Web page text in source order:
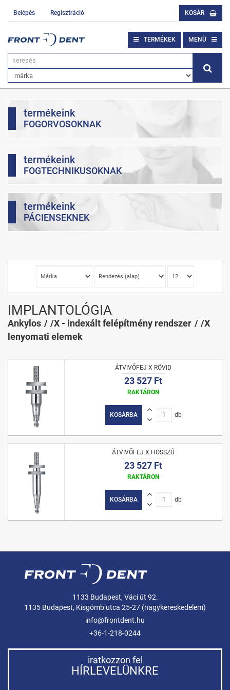
Belépés Regisztráció KOSÁR
TERMÉKEK MENÜ
termékeink
FOGORVOSOKNAK
termékeink
FOGTECHNIKUSOKNAK
termékeink
PÁCIENSEKNEK
IMPLANTOLÓGIA
Ankylos /X - indexált felépítmény rendszer
/X
lenyomati elemek
ÁTVIVŐFEJ X RÖVID
23 527 Ft
RAKTÁRON
KOSÁRBA db
ÁTVIVŐFEJ X HOSSZÚ
23 527 Ft
RAKTÁRON
KOSÁRBA db
1133 Budapest, Váci út 92.
1135 Budapest, Kisgömb utca 25-27 (nagykereskedelem)
info@frontdent.hu
+36-1-218-0244
iratkozzon fel
HÍRLEVELÜNKRE